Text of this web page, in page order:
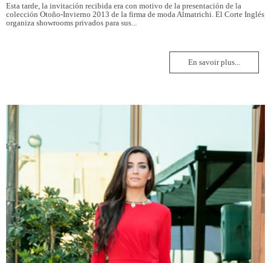
Esta tarde, la invitación recibida era con motivo de la presentación de la
colección Otoño-Invierno 2013 de la firma de moda Almatrichi. El Corte Inglés
organiza showrooms privados para sus...
En savoir plus...